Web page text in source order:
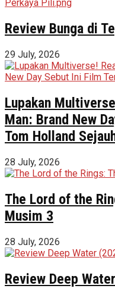
Review Bunga di
29 July, 2026
Lupakan
Man: Brand New
Tom Holland
28 July, 2026
The Lord of the
Musim 3
28 July, 2026
Review Deep